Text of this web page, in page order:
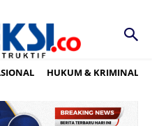
HUKUM & KRIMINAL